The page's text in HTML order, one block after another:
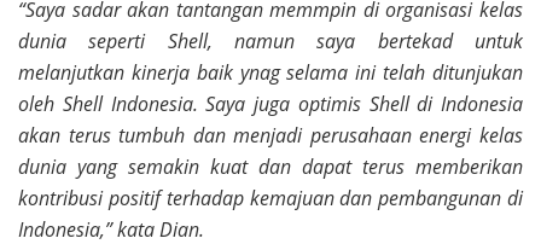
“Saya sadar akan tantangan memmpin di organisasi kelas
dunia seperti Shell, namun saya bertekad
untuk
melanjutkan kinerja baik ynag selama ini telah ditunjukan
oleh Shell Indonesia. Saya juga optimis Shell di Indonesia
akan terus tumbuh dan menjadi perusahaan energi kelas
dunia yang semakin kuat dan dapat terus memberikan
kontribusi positif terhadap kemajuan dan pembangunan di
Indonesia,” kata Dian.